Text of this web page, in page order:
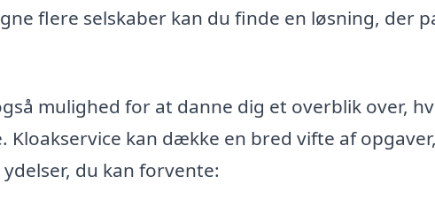
flere selskaber kan du finde en løsning, der
mulighed for at danne dig et overblik over,
Kloakservice kan dække en bred vifte af
du kan forvente: